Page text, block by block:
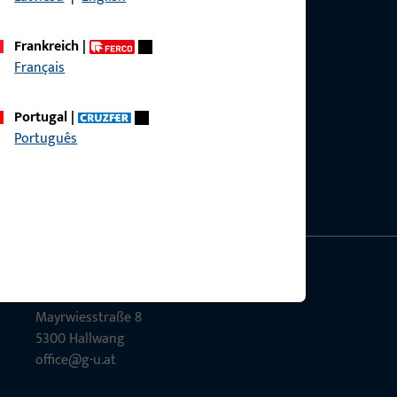
Frankreich|
Français
Portugal|
Português
Mayrwies­straße 8
5300 Hall­wang
office@g-u.at